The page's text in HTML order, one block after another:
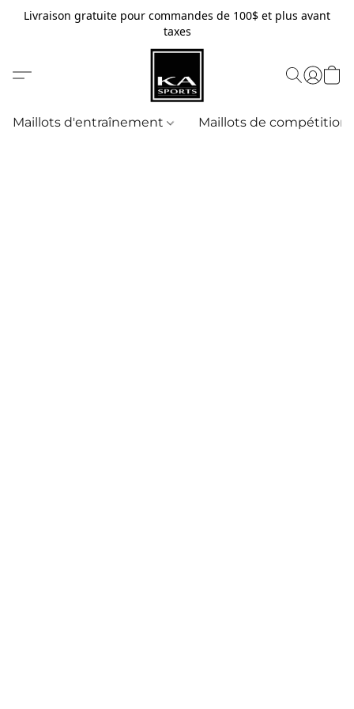
Livraison gratuite pour commandes de 100$ et plus avant
taxes
Maillots d'entraînement Maillots de compétition